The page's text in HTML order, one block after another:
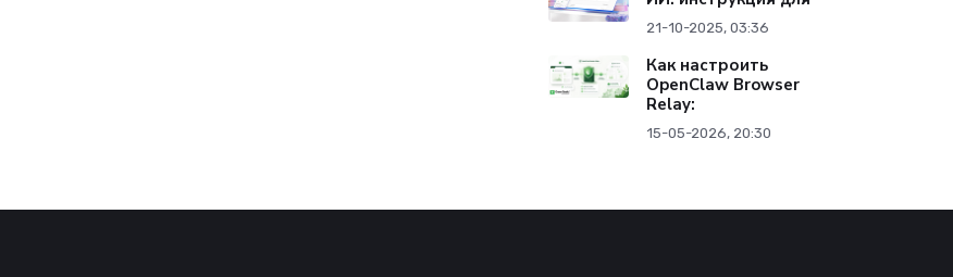
21-10-2025, 03:36
Как настроить
OpenClaw Browser
Relay:
15-05-2026, 20:30